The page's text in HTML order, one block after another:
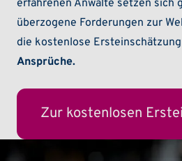
erfahrenen Anwälte setzen sich
überzogene Forderungen zur
die kostenlose
Ansprüche.
Zur kostenlosen